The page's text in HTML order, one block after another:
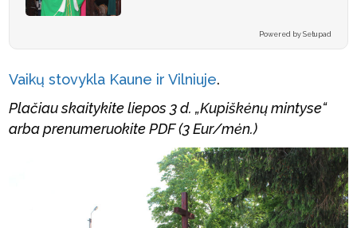
Powered by Setupad
Vaikų stovykla Kaune ir Vilniuje.
Plačiau skaitykite liepos 3 d. „Kupiškėnų mintyse“
arba prenumeruokite PDF (3 Eur/mėn.)